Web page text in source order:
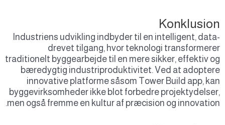
Konklusion
Industriens udvikling indbyder til en intelligent, data-
drevet tilgang, hvor teknologi transformerer
traditionelt byggearbejde til en mere sikker, effektiv og
bæredygtig industriproduktivitet. Ved at adoptere
innovative platforme såsom Tower Build app, kan
byggevirksomheder ikke blot forbedre projektydelser,
men også fremme en kultur af præcision og innovation.